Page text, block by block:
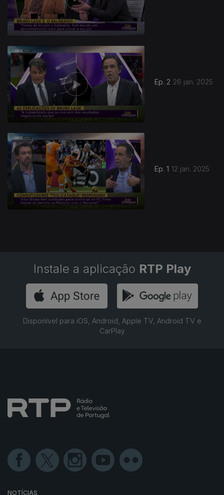
Ep. 2 26 jan. 2025
Ep. 1 12 jan. 2025
822187
Instale a aplicação RTP Play
Disponível para iOS, Android, Apple TV, Android TV e
CarPlay
NOTÍCIAS